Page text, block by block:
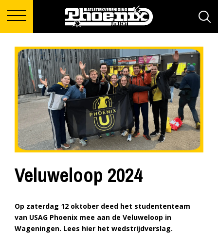
Veluweloop 2024
Op zaterdag 12 oktober deed het studententeam
van USAG Phoenix mee aan de Veluweloop in
Wageningen. Lees hier het wedstrijdverslag.